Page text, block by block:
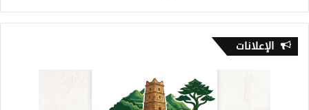
الإعلانات